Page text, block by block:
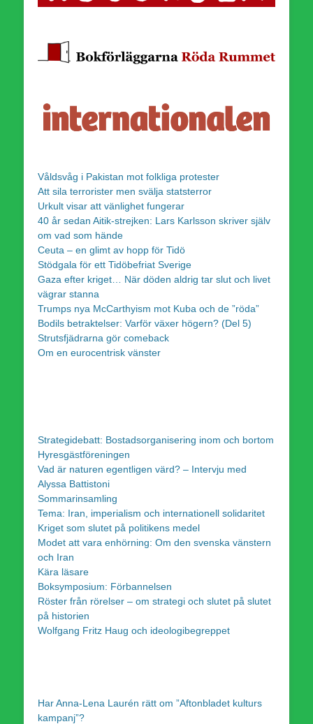
Våldsvåg i Pakistan mot folkliga protester
Att sila terrorister men svälja statsterror
Urkult visar att vänlighet fungerar
40 år sedan Aitik-strejken: Lars Karlsson skriver själv
om vad som hände
Ceuta – en glimt av hopp för Tidö
Stödgala för ett Tidöbefriat Sverige
Gaza efter kriget… När döden aldrig tar slut och livet
vägrar stanna
Trumps nya McCarthyism mot Kuba och de ”röda”
Bodils betraktelser: Varför växer högern? (Del 5)
Strutsfjädrarna gör comeback
Om en eurocentrisk vänster
Strategidebatt: Bostadsorganisering inom och bortom
Hyresgästföreningen
Vad är naturen egentligen värd? – Intervju med
Alyssa Battistoni
Sommarinsamling
Tema: Iran, imperialism och internationell solidaritet
Kriget som slutet på politikens medel
Modet att vara enhörning: Om den svenska vänstern
och Iran
Kära läsare
Boksymposium: Förbannelsen
Röster från rörelser – om strategi och slutet på slutet
på historien
Wolfgang Fritz Haug och ideologibegreppet
Har Anna-Lena Laurén rätt om ”Aftonbladet kulturs
kampanj”?